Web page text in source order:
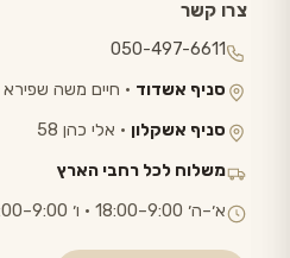
צרו קשר
050-497-6611
סניף אשדוד · חיים משה שפירא 20
סניף אשקלון · אלי כהן 58
משלוח לכל רחבי הארץ
א׳–ה׳ 9:00–18:00 · ו׳ 9:00–13:00